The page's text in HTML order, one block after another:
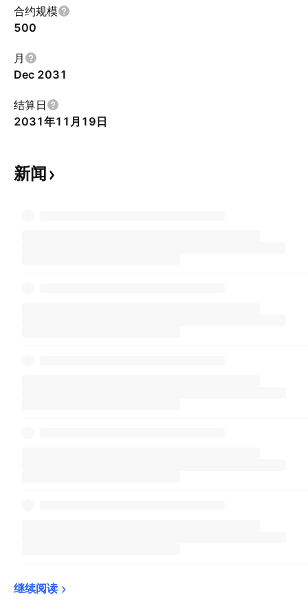
合约规模
500
月
Dec 2031
结算日
2031年11月19日
新闻
继续阅读